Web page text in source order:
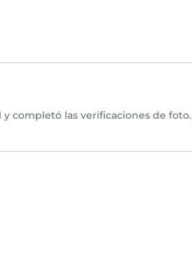
completó las verificaciones de foto.